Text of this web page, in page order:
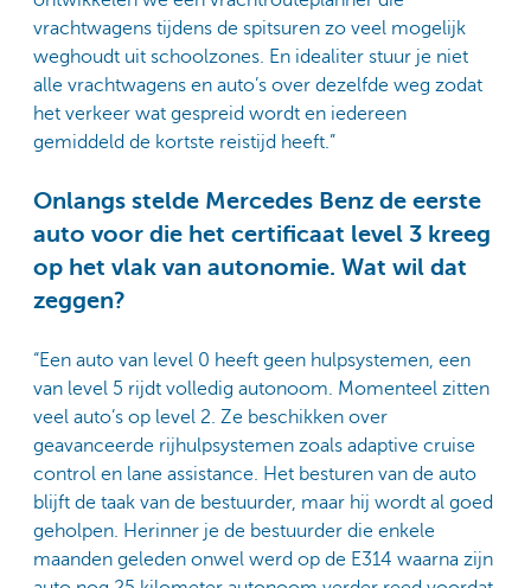
vrachtwagens tijdens de spitsuren zo veel mogelijk
weghoudt uit schoolzones. En idealiter stuur je niet
alle vrachtwagens en auto’s over dezelfde weg zodat
het verkeer wat gespreid wordt en iedereen
gemiddeld de kortste reistijd heeft.”
Onlangs stelde Mercedes Benz de eerste
auto voor die het certificaat level 3 kreeg
op het vlak van autonomie. Wat wil dat
zeggen?
“Een auto van level 0 heeft geen hulpsystemen, een
van level 5 rijdt volledig autonoom. Momenteel zitten
veel auto’s op level 2. Ze beschikken over
geavanceerde rijhulpsystemen zoals adaptive cruise
control en lane assistance. Het besturen van de auto
blijft de taak van de bestuurder, maar hij wordt al goed
geholpen. Herinner je de bestuurder die enkele
maanden geleden onwel werd op de E314 waarna zijn